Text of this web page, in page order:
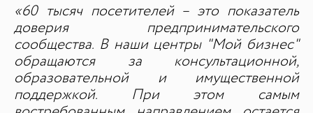
«60 тысяч посетителей – это показатель
доверия предпринимательского
сообщества. В наши центры "Мой бизнес"
обращаются за консультационной,
образовательной и имущественной
поддержкой. При этом самым